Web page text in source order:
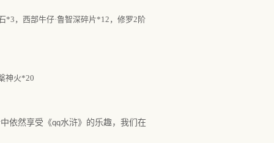
，西部牛仔·鲁智深碎片*12，修罗2阶
神火*20
依然享受《qq水浒》的乐趣，我们 在